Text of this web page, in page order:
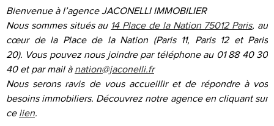
Bienvenue à l’agence JACONELLI IMMOBILIER
Nous sommes situés au 14 Place de la Nation 75012 Paris, au
cœur de la Place de la Nation (Paris 11, Paris 12 et Paris
20). Vous pouvez nous joindre par téléphone au 01 88 40 30
40 et par mail à nation@jaconelli.fr
Nous serons ravis de vous accueillir et de répondre à vos
besoins immobiliers. Découvrez notre agence en cliquant sur
ce lien.